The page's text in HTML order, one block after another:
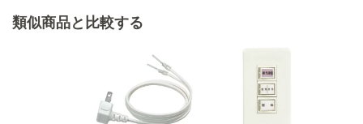
類似商品と比較する